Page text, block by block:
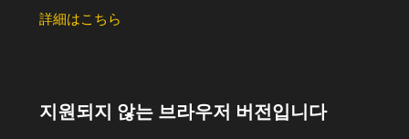
詳細はこちら
지원되지 않는 브라우저 버전입니다